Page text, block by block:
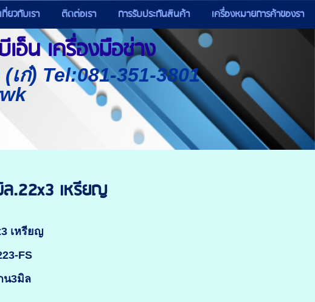
เกี่ยวกับเรา ติดต่อเรา การรับประกันสินค้า เครื่องหมายการค้าของรา
อ็น เครื่องมือช่าง
เก๋) Tel:081-351-3801
.22x3 เหรียญ
เหรียญ
FS
น3มิล